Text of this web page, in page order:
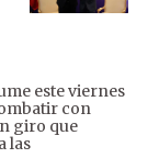
este viernes
con
giro que
las